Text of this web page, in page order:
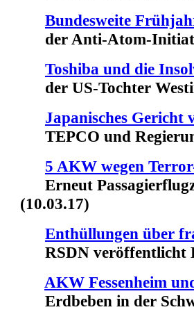
Bundesweite
der Anti-Atom-
Toshiba und die
der US-Tochter
Japanisches Gericht
TEPCO und
5 AKW wegen
Erneut
(10.03.17)
Enthüllungen über
RSDN veröffentlicht
AKW Fessenheim
Erdbeben in der